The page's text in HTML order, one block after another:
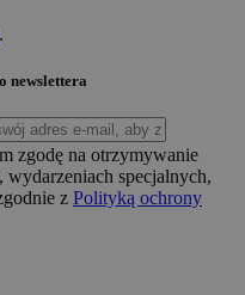
.
newslettera
zgodę na otrzymywanie
specjalnych,
z Polityką ochrony